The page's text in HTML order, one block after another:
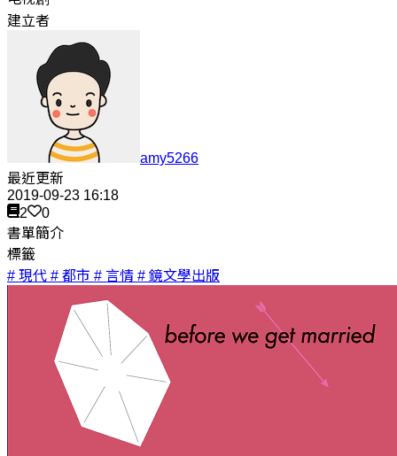
建立者
amy5266
最近更新
2019-09-23 16:18
2
0
書單簡介
標籤
# 現代 # 都市 # 言情 # 鏡文學出版